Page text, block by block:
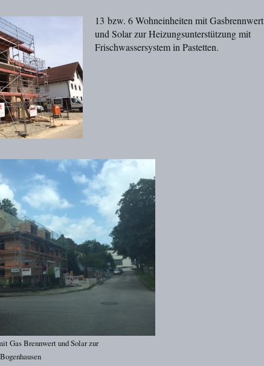
13 bzw. 6 Wohneinheiten mit Gasbrennwert
und Solar zur Heizungsunterstützung mit
Frischwassersystem in Pastetten.
Gas Brennwert und Solar zur